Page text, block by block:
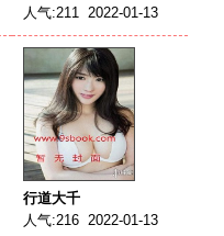
人气:211 2022-01-13
行道大千
人气:216 2022-01-13